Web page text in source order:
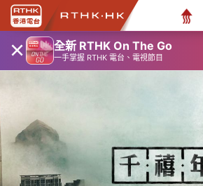
× 全新 RTHK On The Go
一手掌握 RTHK 電台、電視節目